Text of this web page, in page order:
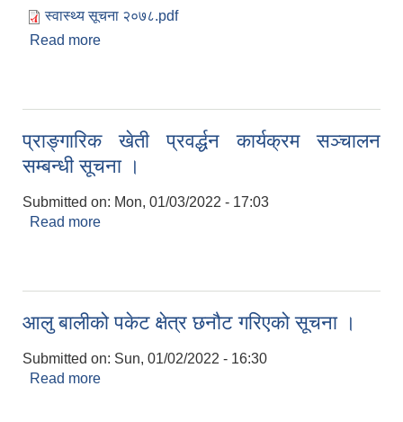
स्वास्थ्य सूचना २०७८.pdf
Read more
प्राङ्गारिक खेती प्रवर्द्धन कार्यक्रम सञ्चालन
सम्बन्धी सूचना ।
Submitted on: Mon, 01/03/2022 - 17:03
Read more
आलु बालीको पकेट क्षेत्र छनौट गरिएको सूचना ।
Submitted on: Sun, 01/02/2022 - 16:30
Read more